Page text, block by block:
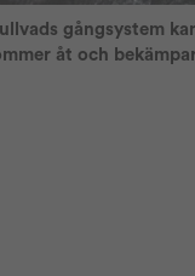
gångsystem
åt och